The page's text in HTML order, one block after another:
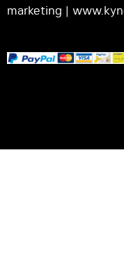
marketing |